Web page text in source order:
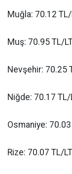
Muğla: 70.12 TL/
Muş: 70.95 TL/
Nevşehir: 70.25
Niğde: 70.17 TL/
Osmaniye:
Rize: 70.07 TL/LT